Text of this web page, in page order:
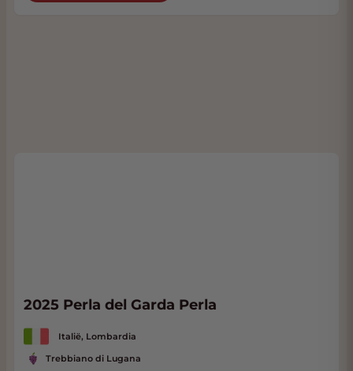
2025 Perla del Garda Perla
Italië, Lombardia
Trebbiano di Lugana